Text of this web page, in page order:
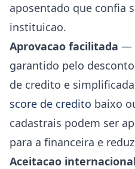
aposentado que confia
instituicao.
Aprovacao facilitada —
garantido pelo
de credito e
score de credito baixo
cadastrais podem ser
para a financeira e
Aceitacao